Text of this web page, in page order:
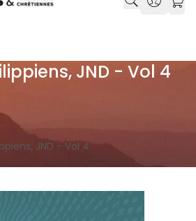
JND - Vol 4
JND - Vol 4